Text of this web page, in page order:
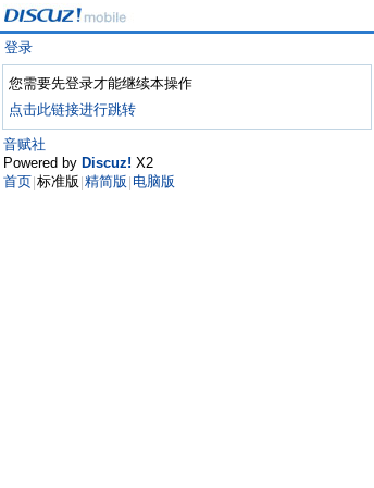
登录
您需要先登录才能继续本操作
点击此链接进行跳转
音赋社
Powered by Discuz! X2
首页 标准版 精简版 电脑版